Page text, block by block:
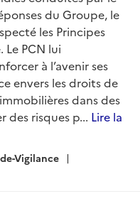
du Groupe, le
les Principes
Le PCN lui
à l’avenir ses
envers les droits de
dans des
des risques p... Lire la
Vigilance